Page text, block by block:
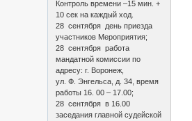
Контроль времени –15 мин. +
10 сек на каждый ход.
28 сентября день приезда
участников Мероприятия;
28 сентября работа
мандатной комиссии по
адресу: г. Воронеж,
ул. Ф. Энгельса, д. 34, время
работы 16. 00 – 17.00;
28 сентября в 16.00
заседания главной судейской